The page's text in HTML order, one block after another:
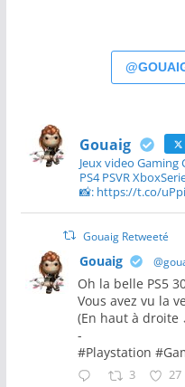
Gouaig
Jeux video
PS4 PSVR
📸: https://t.co/
Gouaig Retweeté
Gouaig
Oh la belle PS5
Vous avez vu la
(En haut à droite
-
#Playstation
3 27